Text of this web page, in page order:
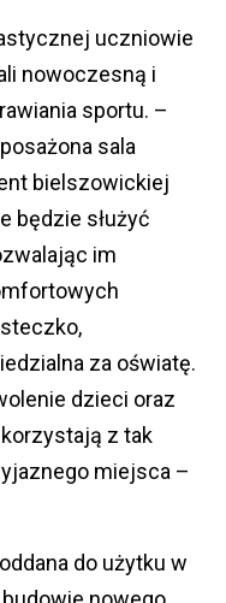
uczniowie
nowoczesną i
sportu. –
sala
bielszowickiej
będzie służyć
im
za oświatę.
dzieci oraz
z tak
miejsca –
do użytku w